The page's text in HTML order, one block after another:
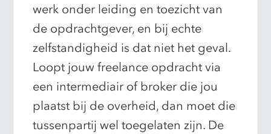
werk onder leiding en toezicht van
de opdrachtgever, en bij echte
zelfstandigheid is dat niet het geval.
Loopt jouw freelance opdracht via
een intermediair of broker die jou
plaatst bij de overheid, dan moet die
tussenpartij wel toegelaten zijn. De